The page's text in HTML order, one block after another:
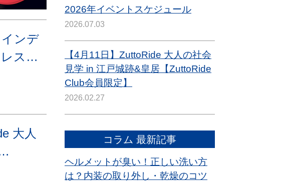
インデ
レス…
大人
2026年イベントスケジュール
2026.07.03
【4月11日】ZuttoRide 大人の社会
見学 in 江戸城跡&皇居【ZuttoRide
Club会員限定】
2026.02.27
コラム 最新記事
ヘルメットが臭い！正しい洗い方
は？内装の取り外し・乾燥のコツ